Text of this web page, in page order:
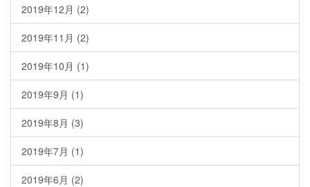
2019年12月 (2)
2019年11月 (2)
2019年10月 (1)
2019年9月 (1)
2019年8月 (3)
2019年7月 (1)
2019年6月 (2)